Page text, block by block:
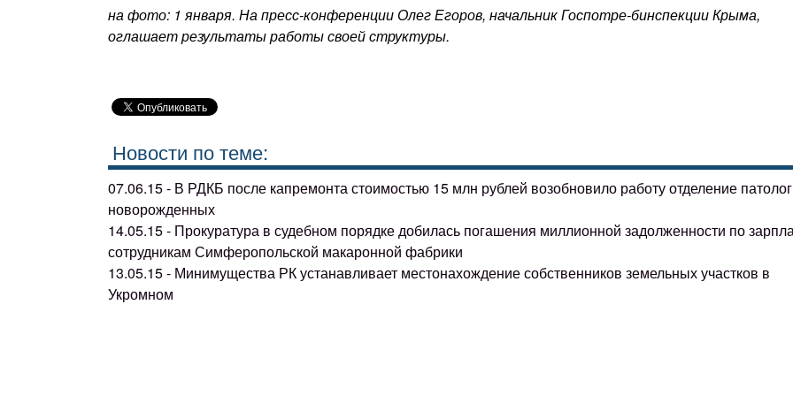
на фото: 1 января. На пресс-конференции Олег Егоров, начальник Госпотре-бинспекции Крыма,
оглашает результаты работы своей структуры.
Новости по теме:
07.06.15 - В РДКБ после капремонта стоимостью 15 млн рублей возобновило работу отделение
новорожденных
14.05.15 - Прокуратура в судебном порядке добилась погашения миллионной задолженности по
сотрудникам Симферопольской макаронной фабрики
13.05.15 - Минимущества РК устанавливает местонахождение собственников земельных участков в
Укромном